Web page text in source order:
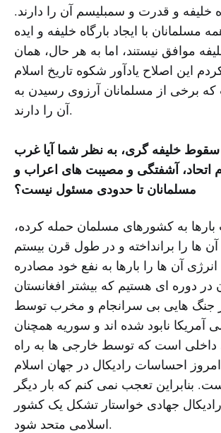
خلیفه و قدرت و سمبلیسم آن را دارند.
با ایجاد بارگاه خلیفه و ایده
موافق نیستند، اما به هر حال، همان
این اصلاح یادآور شکوه تاریخ اسلام
برخی از مسلمانان آرزوی رسیدن به
آن را دارند.
خلیفه گری، به نظر شما آیا غرب
اتحاد، آشفتگی و مصیبت های اعراب و
مسلمانان تا حدودی مسئول نیست؟
بارها به کشورهای مسلمان حمله کرده،
ها را برانداخته و در طول قرن بیستم
انرژی آن ها را بارها به نفع خود مصادره
دوره ای هستیم که بیشتر افغانستان
جنگ هایی بی سرانجام و مخرب توسط
آمریکا نابود شده اند و سوریه همچنان
داخلی است که توسط خارجی ها به راه
احساسات رادیکال در جهان اسلام
بنابراین تعجب نمی کنم که بار دیگر
جهادی خواستار تشکل یک کشور
اسلامی متحد شود.